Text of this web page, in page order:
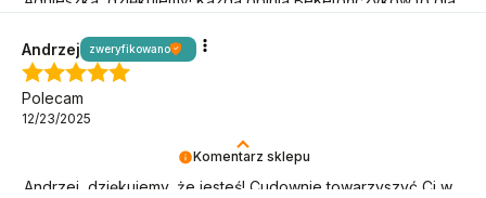
Komentarz sklepu
Andrzej, dziękujemy, że jesteś! Cudownie towarzyszyć Ci w
Andrzej zweryfikowano
Polecam
12/23/2025